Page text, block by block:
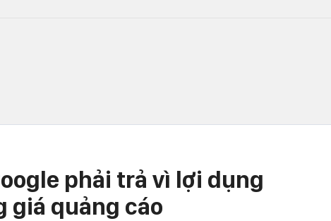
phải trả vì lợi dụng
giá quảng cáo